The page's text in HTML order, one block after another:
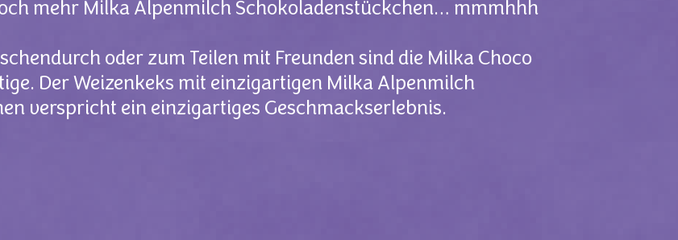
mehr Milka Alpenmilch Schokoladenstückchen… mmmhhh
oder zum Teilen mit Freunden sind die Milka Choco
Der Weizenkeks mit einzigartigen Milka Alpenmilch
verspricht ein einzigartiges Geschmackserlebnis.